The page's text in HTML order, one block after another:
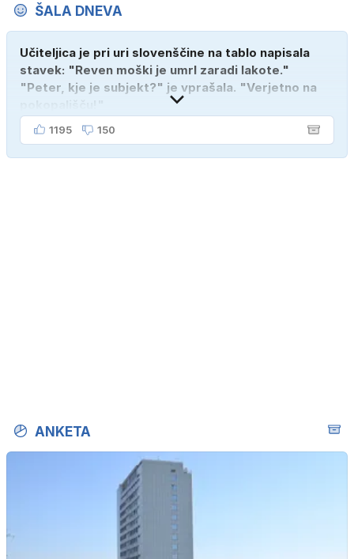
ŠALA DNEVA
Učiteljica je pri uri slovenščine na tablo napisala
stavek: "Reven moški je umrl zaradi lakote."
"Peter, kje je subjekt?" je vprašala. "Verjetno na
1195 150
ANKETA